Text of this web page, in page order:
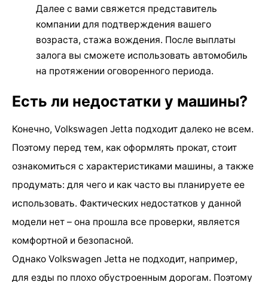
Далее с вами свяжется представитель
компании для подтверждения вашего
возраста, стажа вождения. После выплаты
залога вы сможете использовать автомобиль
на протяжении оговоренного периода.
Есть ли недостатки у машины?
Конечно, Volkswagen Jetta подходит далеко не всем.
Поэтому перед тем, как оформлять прокат, стоит
ознакомиться с характеристиками машины, а также
продумать: для чего и как часто вы планируете ее
использовать. Фактических недостатков у данной
модели нет – она прошла все проверки, является
комфортной и безопасной.
Однако Volkswagen Jetta не подходит, например,
для езды по плохо обустроенным дорогам. Поэтому